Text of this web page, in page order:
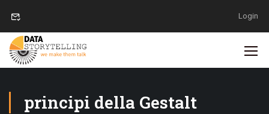
Login
principi della Gestalt